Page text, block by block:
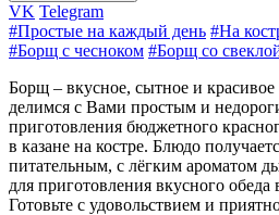
VK Telegram
#Простые на каждый день #На
#Борщ с чесноком #Борщ со
Борщ – вкусное, сытное и
делимся с Вами простым и
приготовления бюджетного
в казане на костре. Блюдо
питательным, с лёгким ароматом
для приготовления вкусного обеда
Готовьте с удовольствием и